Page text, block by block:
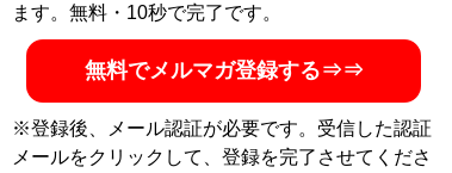
記事一覧へ
ます。無料・10秒で完了です。
無料でメルマガ登録する⇒⇒
※登録後、メール認証が必要です。受信した認証
メールをクリックして、登録を完了させてくださ